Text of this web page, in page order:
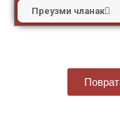
Преузми чланак